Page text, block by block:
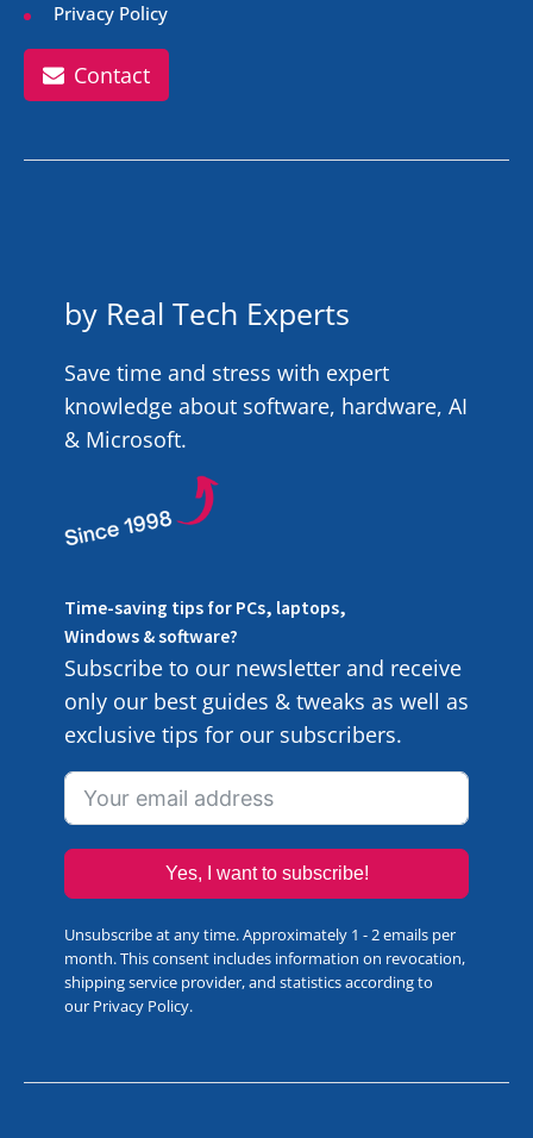
Privacy Policy
Contact
by Real Tech Experts
Save time and stress with expert
knowledge about software, hardware, AI
& Microsoft.
Time-saving tips for PCs, laptops,
Windows & software?
Subscribe to our newsletter and receive
only our best guides & tweaks as well as
exclusive tips for our subscribers.
Yes, I want to subscribe!
Unsubscribe at any time. Approximately 1 - 2 emails per
month. This consent includes information on revocation,
shipping service provider, and statistics according to
our Privacy Policy.